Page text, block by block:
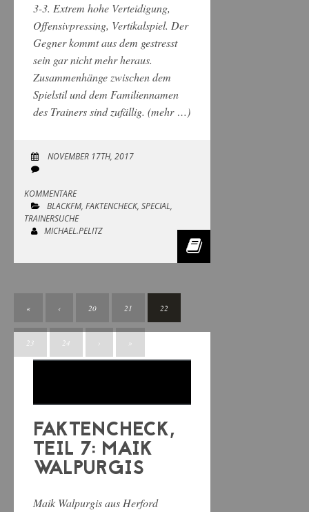
3-3. Extrem hohe Verteidigung,
Offensivpressing, Vertikalspiel. Der
Gegner kommt aus dem gestresst
sein gar nicht mehr heraus.
Zusammenhänge zwischen dem
Spielstil und dem Familiennamen
des Trainers sind zufällig. (mehr …)
NOVEMBER 17TH, 2017
KOMMENTARE
BLACKFM, FAKTENCHECK, SPECIAL,
TRAINERSUCHE
MICHAEL.PELITZ
« ‹ 20 21 22
23 24 › »
FAKTENCHECK,
TEIL 7: MAIK
WALPURGIS
Maik Walpurgis aus Herford